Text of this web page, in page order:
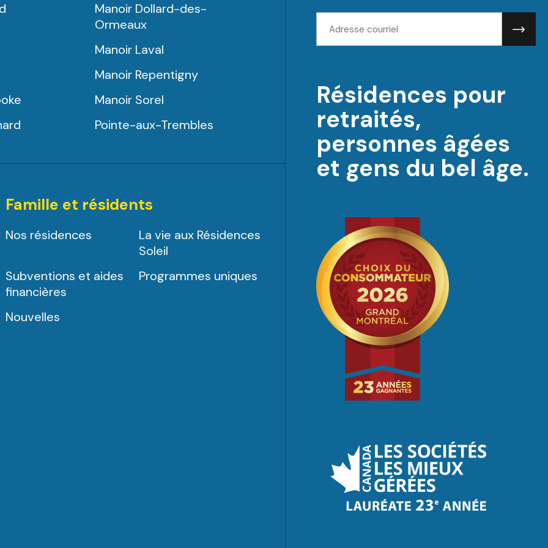
Manoir Dollard-des-
Ormeaux
Manoir Laval
Manoir Repentigny
Manoir Sorel
Pointe-aux-Trembles
Famille et résidents
Nos résidences
La vie aux Résidences
Soleil
Subventions et aides
financières
Programmes uniques
Nouvelles
courriel:
Résidences pour
retraités,
personnes âgées
et gens du bel âge.